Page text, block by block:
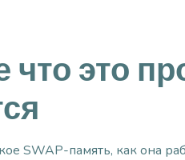
что это
SWAP-память, как она